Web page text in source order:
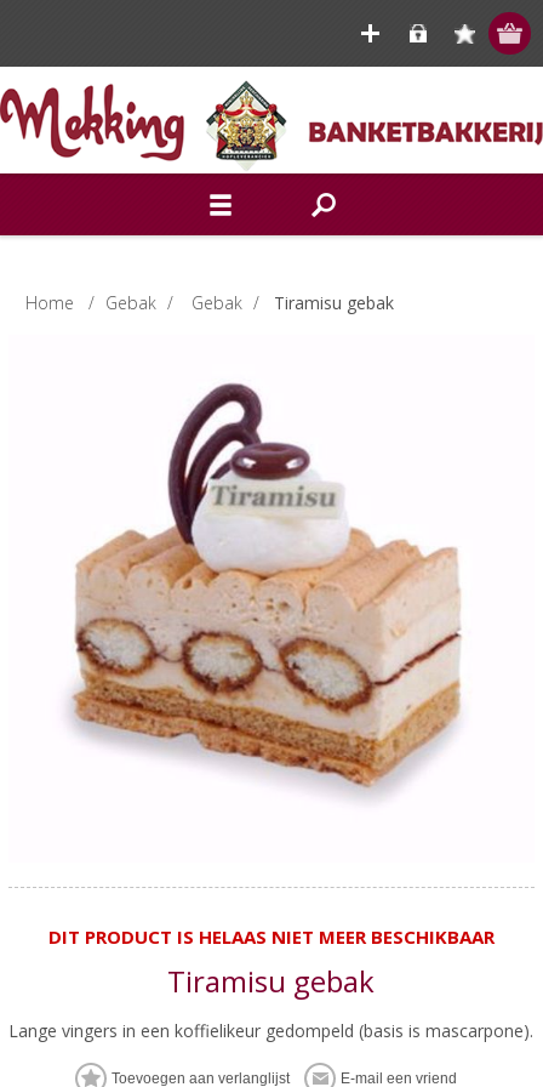
Home / Gebak / Gebak / Tiramisu gebak
DIT PRODUCT IS HELAAS NIET MEER BESCHIKBAAR
Tiramisu gebak
Lange vingers in een koffielikeur gedompeld (basis is mascarpone).